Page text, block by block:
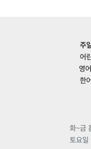
주
어
영
한
화~금
토요